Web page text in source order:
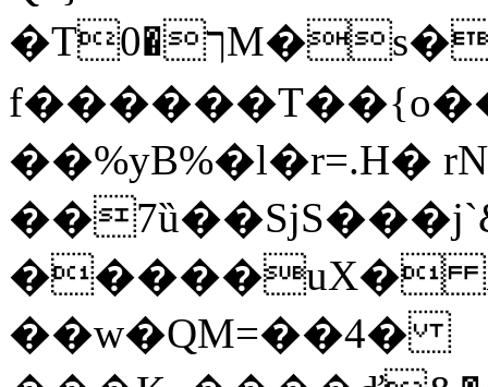
�Tך�0M�s����1��ĳ�2(�gT~i���H�wy�Ӊ�^����ў��Ν��I�(Qa��t'{勺
��%yB%�l�r=.H�
�����uX�
��w�QM=��4�